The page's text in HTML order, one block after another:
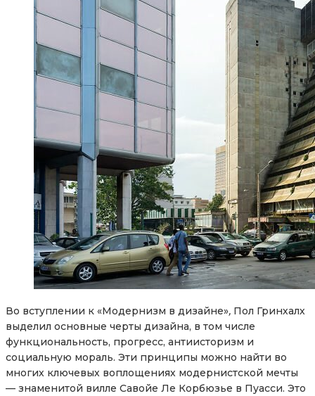
Во вступлении к «Модернизм в дизайне», Пол Гринхалх
выделил основные черты дизайна, в том числе
функциональность, прогресс, антиисторизм и
социальную мораль. Эти принципы можно найти во
многих ключевых воплощениях модернистской мечты
— знаменитой вилле Савойе Ле Корбюзье в Пуасси. Это